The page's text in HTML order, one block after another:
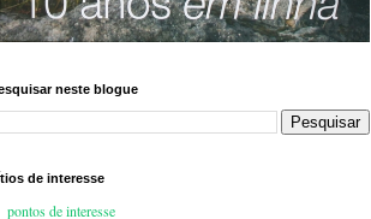
neste blogue
de interesse
pontos de interesse